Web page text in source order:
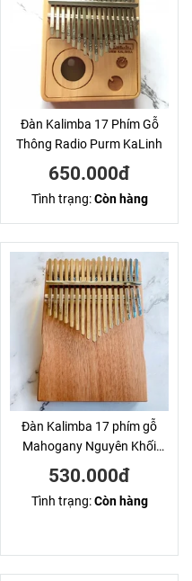
Đàn Kalimba 17 Phím Gỗ
Thông Radio Purm KaLinh
650.000đ
Tình trạng:Còn hàng
Đàn Kalimba 17 phím gỗ
Mahogany Nguyên Khối
KaLinh
530.000đ
Tình trạng:Còn hàng